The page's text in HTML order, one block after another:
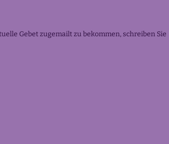
Gebet zugemailt zu bekommen, schreiben Sie